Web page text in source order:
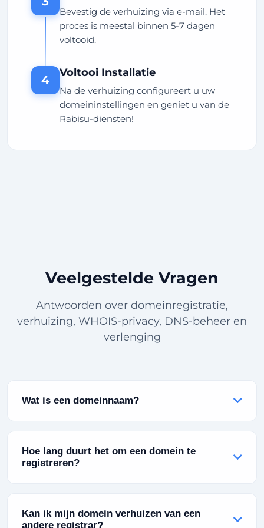
Bevestig de verhuizing via e-mail. Het
proces is meestal binnen 5-7 dagen
voltooid.
4
Voltooi Installatie
Na de verhuizing configureert u uw
domeininstellingen en geniet u van de
Rabisu-diensten!
Veelgestelde Vragen
Antwoorden over domeinregistratie,
verhuizing, WHOIS-privacy, DNS-beheer en
verlenging
Wat is een domeinnaam?
browser typen om uw site te bezoeken (bijv.
rabisu.com). Zie het als uw online identiteit of
Hoe lang duurt het om een domein te
registreren?
en beschikbaar voor gebruik. U kunt direct
Kan ik mijn domein verhuizen van een
andere registrar?